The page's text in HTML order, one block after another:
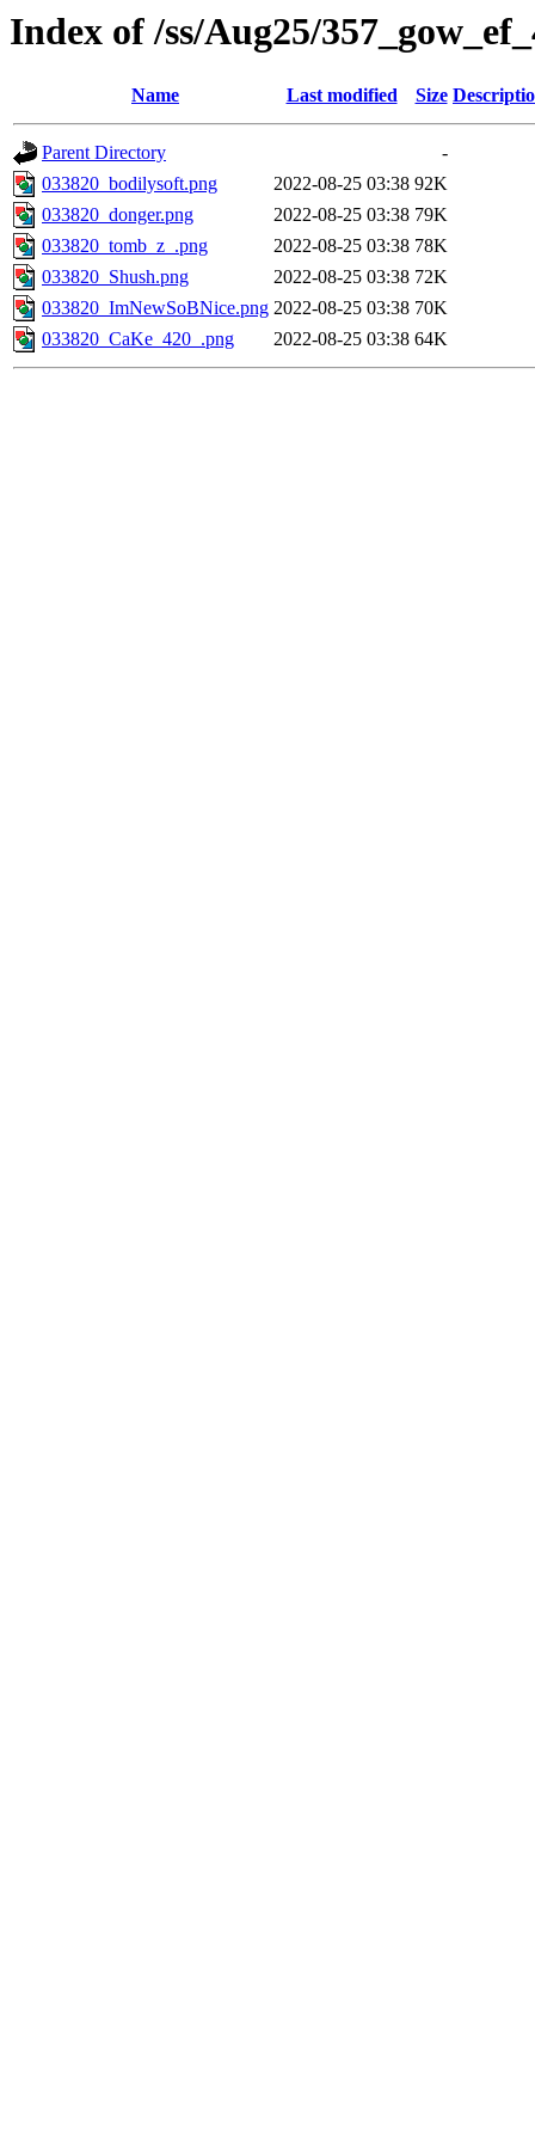
Index of /ss/Aug25/
Name Last modified Size
Parent Directory
-
033820_bodilysoft.png
2022-08-25 03:38 92K
033820_donger.png
2022-08-25 03:38 79K
033820_tomb_z_.png
2022-08-25 03:38 78K
033820_Shush.png
2022-08-25 03:38 72K
033820_ImNewSoBNice.png 2022-08-25 03:38 70K
033820_CaKe_420_.png
2022-08-25 03:38 64K